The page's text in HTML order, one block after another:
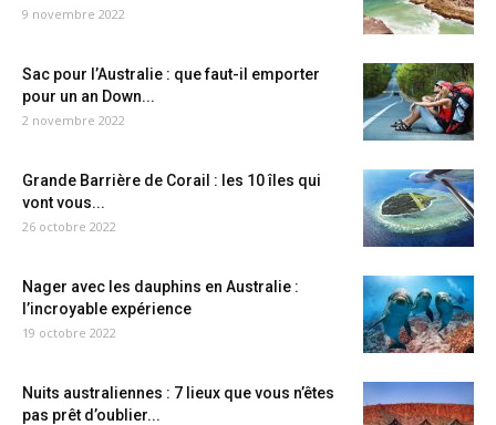
9 novembre 2022
Sac pour l’Australie : que faut-il emporter
pour un an Down...
2 novembre 2022
Grande Barrière de Corail : les 10 îles qui
vont vous...
26 octobre 2022
Nager avec les dauphins en Australie :
l’incroyable expérience
19 octobre 2022
Nuits australiennes : 7 lieux que vous n’êtes
pas prêt d’oublier...